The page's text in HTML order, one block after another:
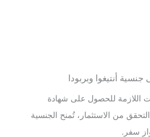
أنتيغوا وبربودا
اللازمة للحصول على شهادة
من الاستثمار، تُمنح الجنسية
سفر.